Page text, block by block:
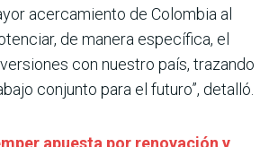
acercamiento de Colombia al
de manera específica, el
con nuestro país, trazando
conjunto para el futuro”, detalló.
apuesta por renovación y